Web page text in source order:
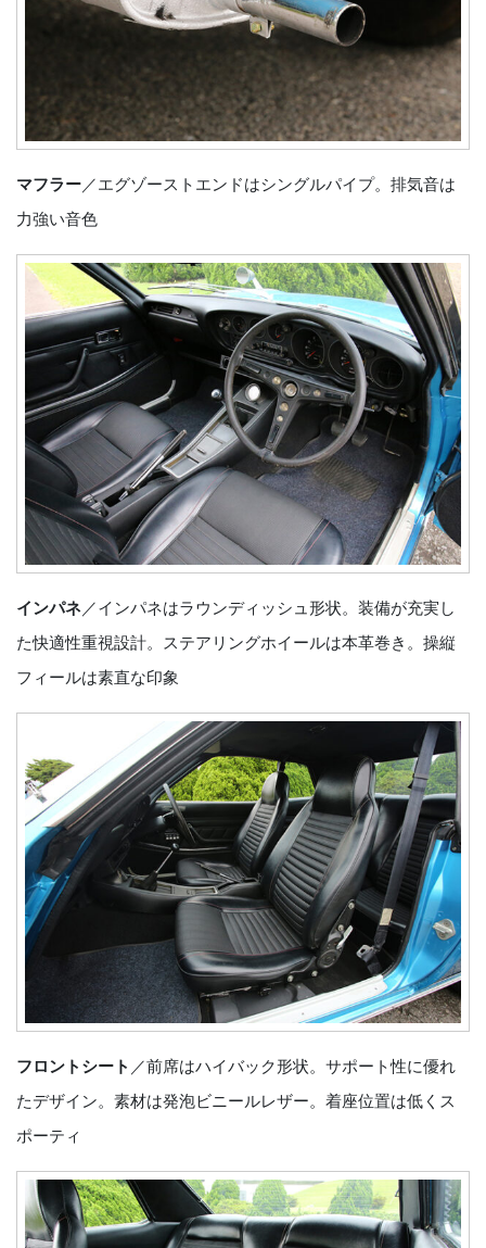
マフラー／エグゾーストエンドはシングルパイプ。排気音は
力強い音色
インパネ／インパネはラウンディッシュ形状。装備が充実し
た快適性重視設計。ステアリングホイールは本革巻き。操縦
フィールは素直な印象
フロントシート ／前席はハイバック形状。サポート性に優れ
たデザイン。素材は発泡ビニールレザー。着座位置は低くス
ポーティ